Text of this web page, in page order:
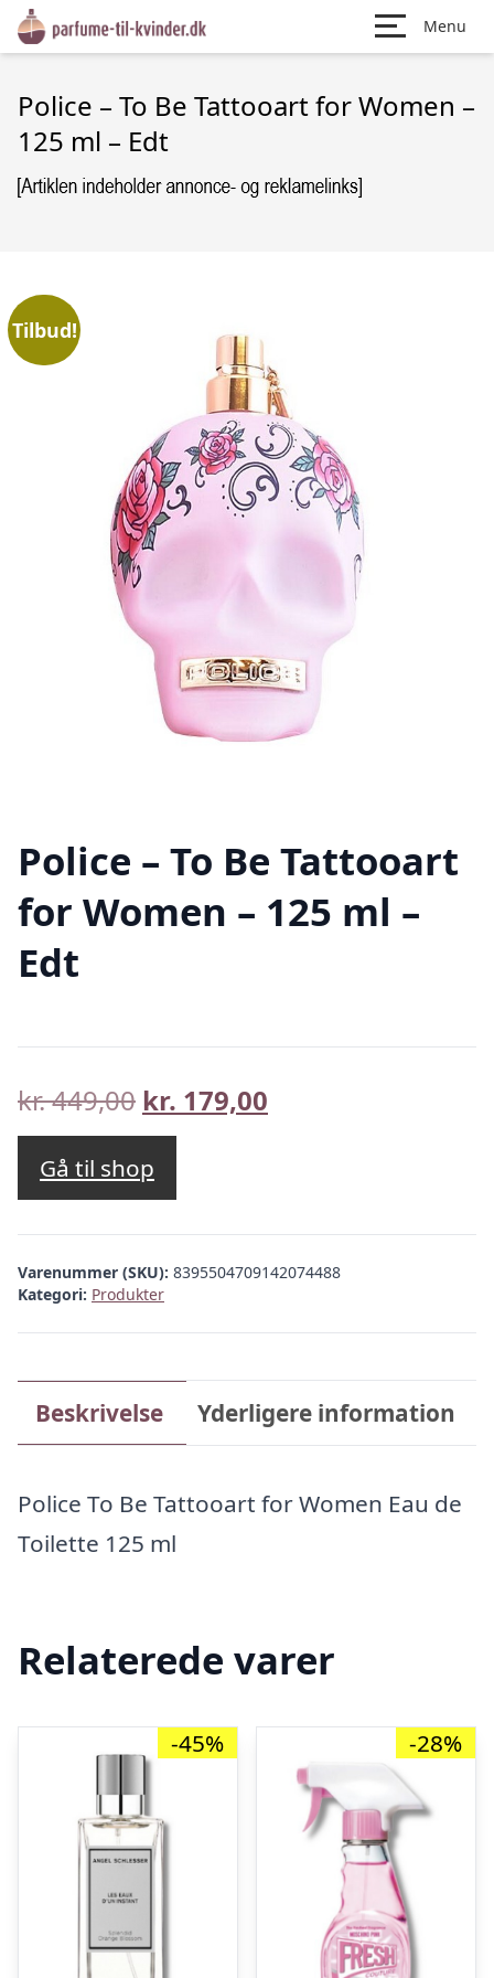
Menu
Police – To Be Tattooart for Women –
125 ml – Edt
Tilbud!
Police – To Be Tattooart
for Women – 125 ml –
Edt
kr.449,00 Den
oprindelige
pris
var:
kr. 449,00.
kr. 179,00
kr. 179,00.
Gå til shop
Varenummer (SKU): 8395504709142074488
Kategori: Produkter
Beskrivelse Yderligere information
Police To Be Tattooart for Women Eau de
Toilette 125 ml
Relaterede varer
-45% -28%